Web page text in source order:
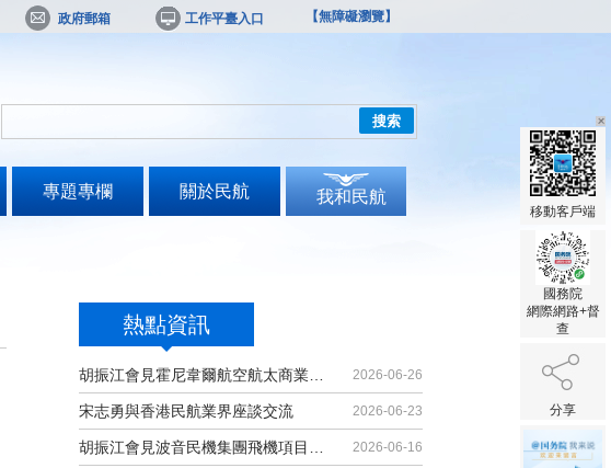
政府郵箱 工作平臺入口 【無障礙瀏覽】
搜索
專題專欄 關於民航 我和民航
熱點資訊
2026-06-26
宋志勇與香港民航業界座談交流 2026-06-23
2026-06-16
移動客戶端
國務院
網際網路+督
查
分享